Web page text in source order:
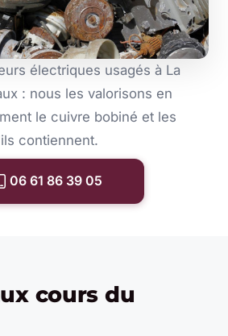
électriques usagés à La
: nous les valorisons en
le cuivre bobiné et les
contiennent.
06 61 86 39 05
cours du